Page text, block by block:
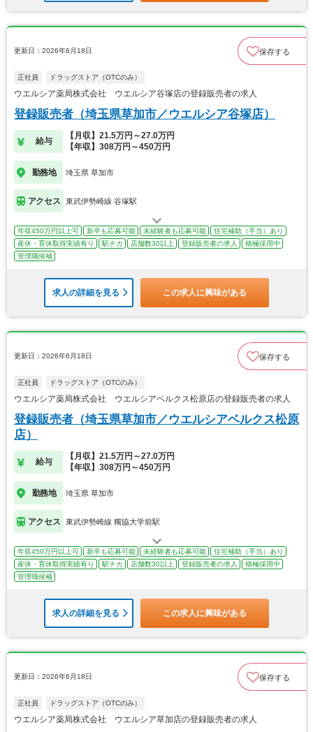
更新日：2026年6月18日 保存する
正社員 ドラッグストア（OTCのみ）
ウエルシア薬局株式会社 ウエルシア谷塚店の登録販売者の求人
登録販売者（埼玉県草加市／ウエルシア谷塚店）
給与
【月収】21.5万円～27.0万円
【年収】308万円～450万円
勤務地 埼玉県 草加市
アクセス 東武伊勢崎線 谷塚駅
年収450万円以上可 新卒も応募可能 未経験者も応募可能
住宅補助（手当）あり
産休・育休取得実績有り
駅チカ 店舗数30以上 登録販売者の求人
積極採用中
管理職候補
求人の詳細を見る この求人に興味がある
更新日：2026年6月18日 保存する
正社員 ドラッグストア（OTCのみ）
ウエルシア薬局株式会社 ウエルシアベルクス松原店の登録販売者の求人
登録販売者（埼玉県草加市／ウエルシアベルクス松原
店）
給与
【月収】21.5万円～27.0万円
【年収】308万円～450万円
勤務地 埼玉県 草加市
アクセス 東武伊勢崎線 獨協大学前駅
年収450万円以上可 新卒も応募可能 未経験者も応募可能
住宅補助（手当）あり
産休・育休取得実績有り
駅チカ 店舗数30以上 登録販売者の求人
積極採用中
管理職候補
求人の詳細を見る この求人に興味がある
更新日：2026年6月18日 保存する
正社員 ドラッグストア（OTCのみ）
ウエルシア薬局株式会社 ウエルシア草加店の登録販売者の求人